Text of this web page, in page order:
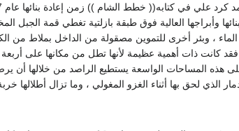
القلعة ببنائها وأبراجها العالية فوق طبقة بازلتية تغطي
، وبئر أخرى للتموين مصقولة من الداخل بملاط من
الذي لحق بها أثناء الغزو المغولي ، وما تزال أطلالها